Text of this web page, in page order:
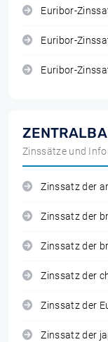
Euribor-
Euribor-
Euribor-
Zinssätze und
Zinssatz der
Zinssatz der
Zinssatz der
Zinssatz der
Zinssatz der
Zinssatz der